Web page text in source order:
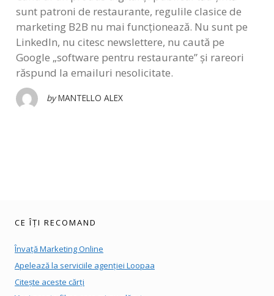
sunt patroni de restaurante, regulile clasice de
marketing B2B nu mai funcționează. Nu sunt pe
LinkedIn, nu citesc newslettere, nu caută pe
Google „software pentru restaurante” și rareori
răspund la emailuri nesolicitate.
by MANTELLO ALEX
CE ÎȚI RECOMAND
Învață Marketing Online
Apelează la serviciile agenției Loopaa
Citește aceste cărți